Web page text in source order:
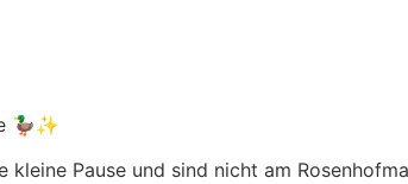
🦆✨
kleine Pause und sind nicht am